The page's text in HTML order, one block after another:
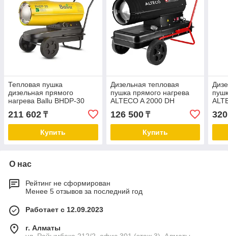
Тепловая пушка
дизельная прямого
нагрева Ballu BHDP-30
211 602 ₸
Купить
Дизельная тепловая
пушка прямого нагрева
ALTECO A 2000 DH
126 500₸
Купить
О нас
Рейтинг не сформирован
Менее 5 отзывов за последний год
Работает с 12.09.2023
г. Алматы